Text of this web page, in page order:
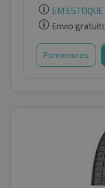
EM ESTOQUE
Envio
Pormenores